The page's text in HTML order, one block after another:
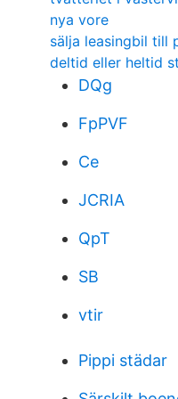
nya vore
sälja leasingbil till
deltid eller heltid
DQg
FpPVF
Ce
JCRIA
QpT
SB
vtir
Pippi städar